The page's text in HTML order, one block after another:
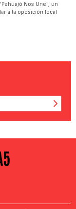
Nos Une", un
a la oposición local